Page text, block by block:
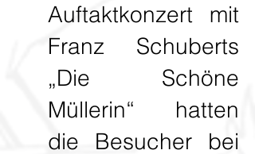
Auftaktkonzert mit
Franz Schuberts
„Die Schöne
Müllerin“ hatten
die Besucher bei